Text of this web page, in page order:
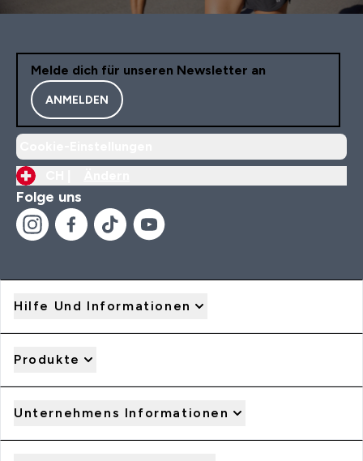
Melde dich für unseren Newsletter an
ANMELDEN
Folge uns
Hilfe Und Informationen
Produkte
Unternehmens Informationen